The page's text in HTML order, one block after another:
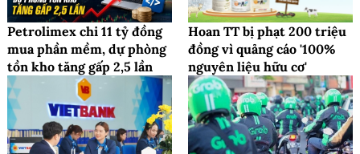
Petrolimex chi 11 tỷ đồng
mua phần mềm, dự phòng
tồn kho tăng gấp 2,5 lần
Hoan TT bị phạt 200 triệu
đồng vì quảng cáo '100%
nguyên liệu hữu cơ'